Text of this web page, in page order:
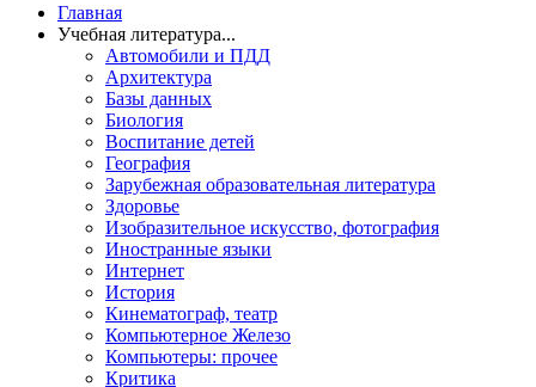
Главная
Учебная литература...
Автомобили и ПДД
Архитектура
Базы данных
Биология
Воспитание детей
География
Зарубежная образовательная литература
Здоровье
Изобразительное искусство, фотография
Иностранные языки
Интернет
История
Кинематограф, театр
Компьютерное Железо
Компьютеры: прочее
Критика